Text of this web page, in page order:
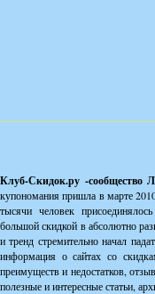
Клуб-Скидок.ру -сообщество
купономания пришла в марте
тысячи человек
большой скидкой в абсолютно
и тренд стремительно начал
информация о сайтах со
преимуществ и недостатков,
полезные и интересные статьи,